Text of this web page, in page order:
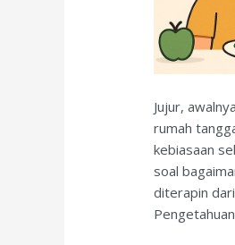
Jujur,
rumah
kebiasaan
soal
diterapin